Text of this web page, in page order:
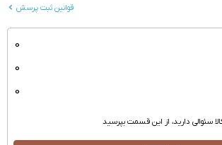
قوانین ثبت پرسش
0
0
0
سئوالی دارید، از این قسمت بپرسید